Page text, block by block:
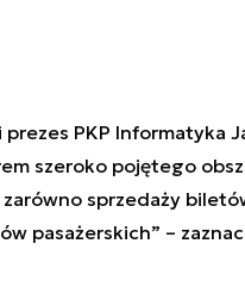
PKP Informatyka
szeroko pojętego
sprzedaży
pasażerskich” –